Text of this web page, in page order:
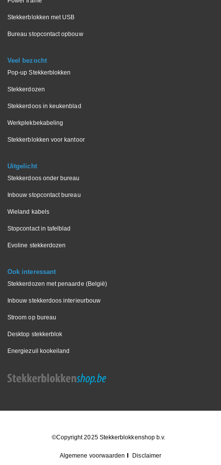
Stekkerblokken met USB
Bureau stopcontact opbouw
Veel bezocht
Pop-up Stekkerblokken
Stekkerdozen
Stekkerdoos in keukenblad
Werkplekbekabeling
Stekkerblokken voor kantoor
Uitgelicht
Stekkerdoos onder bureau
Inbouw stopcontact bureau
Wieland kabels
Stopcontact in tafelblad
Evoline stekkerdozen
Ook interessant
Stekkerdozen met penaarde (België)
Inbouw stekkerdoos interieurbouw
Stroom op bureau
Desktop stekkerblok
Energiezuil kookeiland
©Copyright 2025 Stekkerblokkenshop b.v.
Algemene voorwaarden Disclaimer